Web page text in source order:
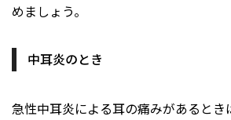
めましょう。
中耳炎のとき
急性中耳炎による耳の痛みがあるとき